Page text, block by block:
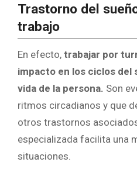
Trastorno del
trabajo
En efecto, trabajar por
impacto en los ciclos del
vida de la persona. Son
ritmos circadianos y que
otros trastornos
especializada facilita una
situaciones.